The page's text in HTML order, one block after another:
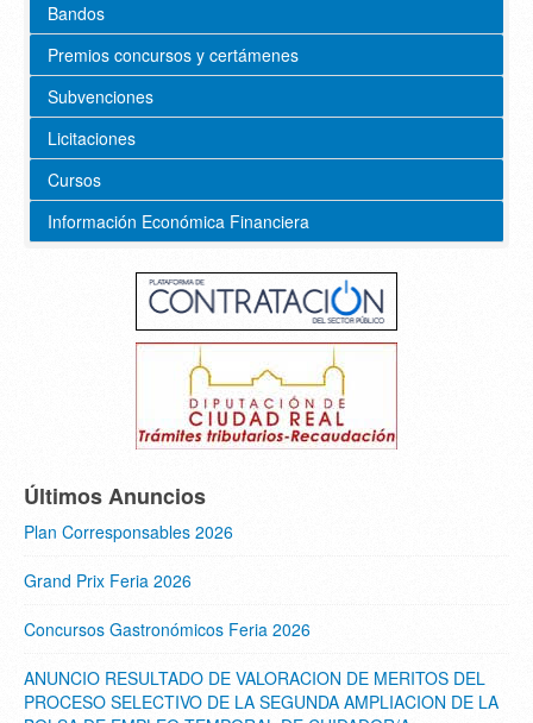
Bandos
Premios concursos y certámenes
Subvenciones
Licitaciones
Cursos
Información Económica Financiera
Últimos Anuncios
Plan Corresponsables 2026
Grand Prix Feria 2026
Concursos Gastronómicos Feria 2026
ANUNCIO RESULTADO DE VALORACION DE MERITOS DEL
PROCESO SELECTIVO DE LA SEGUNDA AMPLIACION DE LA